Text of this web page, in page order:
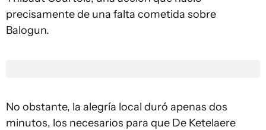
precisamente de una falta cometida sobre
Balogun.
No obstante, la alegría local duró apenas dos
minutos, los necesarios para que De Ketelaere